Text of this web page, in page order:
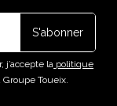
j’accepte la politique
Toueix.